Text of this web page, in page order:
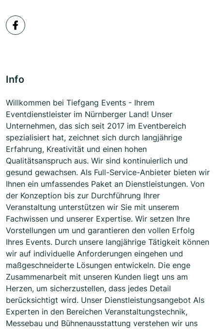
Info
Willkommen bei Tiefgang Events - Ihrem
Eventdienstleister im Nürnberger Land! Unser
Unternehmen, das sich seit 2017 im Eventbereich
spezialisiert hat, zeichnet sich durch langjährige
Erfahrung, Kreativität und einen hohen
Qualitätsanspruch aus. Wir sind kontinuierlich und
gesund gewachsen. Als Full-Service-Anbieter bieten wir
Ihnen ein umfassendes Paket an Dienstleistungen. Von
der Konzeption bis zur Durchführung Ihrer
Veranstaltung unterstützen wir Sie mit unserem
Fachwissen und unserer Expertise. Wir setzen Ihre
Vorstellungen um und garantieren den vollen Erfolg
Ihres Events. Durch unsere langjährige Tätigkeit können
wir auf individuelle Anforderungen eingehen und
maßgeschneiderte Lösungen entwickeln. Die enge
Zusammenarbeit mit unseren Kunden liegt uns am
Herzen, um sicherzustellen, dass jedes Detail
berücksichtigt wird. Unser Dienstleistungsangebot Als
Experten in den Bereichen Veranstaltungstechnik,
Messebau und Bühnenausstattung verstehen wir uns